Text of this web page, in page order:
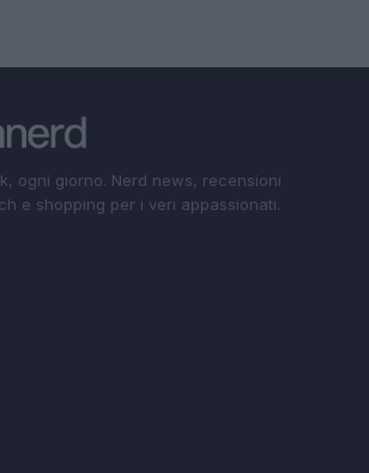
ogni giorno. Nerd news, recensioni
e shopping per i veri appassionati.